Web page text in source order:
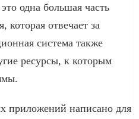
одна большая часть
которая отвечает за
система также
ресурсы, к которым
приложений написано для